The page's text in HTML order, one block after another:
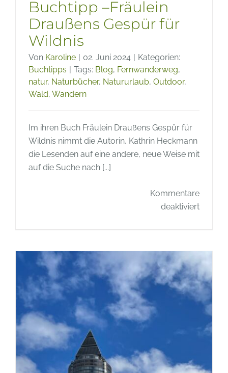
Buchtipp –Fräulein
Draußens Gespür für
Wildnis
Von Karoline | 02. Juni 2024 | Kategorien:
Buchtipps | Tags: Blog, Fernwanderweg,
natur, Naturbücher, Natururlaub, Outdoor,
Wald, Wandern
Im ihren Buch Fräulein Draußens Gespür für
Wildnis nimmt die Autorin, Kathrin Heckmann
die Lesenden auf eine andere, neue Weise mit
auf die Suche nach [...]
Kommentare
deaktiviertfür
Gespür
für
Wildnis